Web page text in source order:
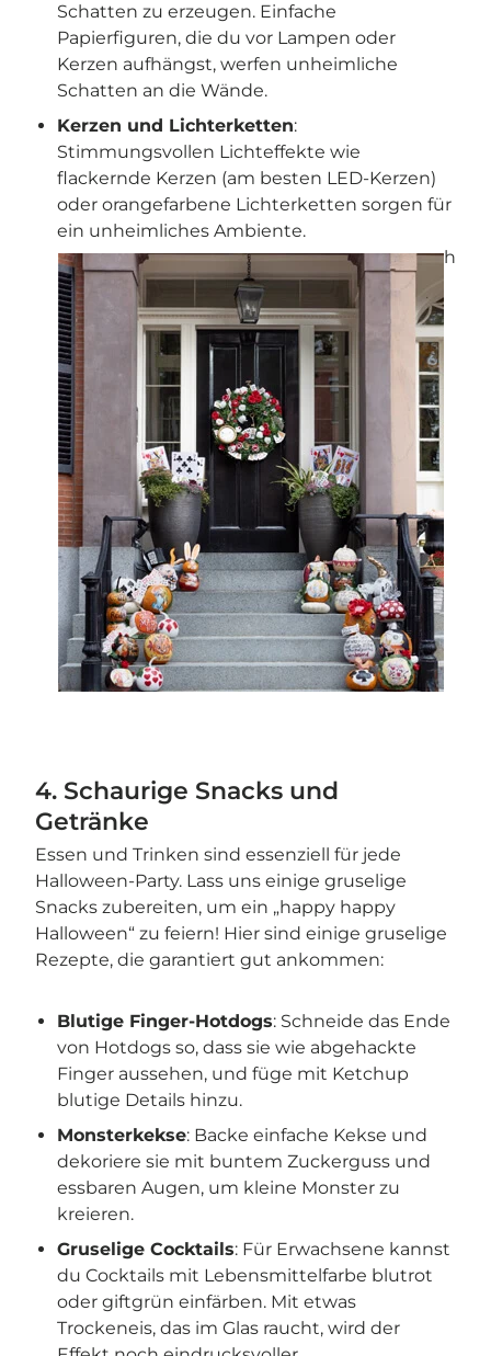
Schatten zu erzeugen. Einfache
Papierfiguren, die du vor Lampen oder
Kerzen aufhängst, werfen unheimliche
Schatten an die Wände.
Kerzen und Lichterketten:
Stimmungsvollen Lichteffekte wie
flackernde Kerzen (am besten LED-Kerzen)
oder orangefarbene Lichterketten sorgen für
ein unheimliches Ambiente.
h
4. Schaurige Snacks und
Getränke
Essen und Trinken sind essenziell für jede
Halloween-Party. Lass uns einige gruselige
Snacks zubereiten, um ein „happy happy
Halloween“ zu feiern! Hier sind einige gruselige
Rezepte, die garantiert gut ankommen:
Blutige Finger-Hotdogs: Schneide das Ende
von Hotdogs so, dass sie wie abgehackte
Finger aussehen, und füge mit Ketchup
blutige Details hinzu.
Monsterkekse: Backe einfache Kekse und
dekoriere sie mit buntem Zuckerguss und
essbaren Augen, um kleine Monster zu
kreieren.
Gruselige Cocktails: Für Erwachsene kannst
du Cocktails mit Lebensmittelfarbe blutrot
oder giftgrün einfärben. Mit etwas
Trockeneis, das im Glas raucht, wird der